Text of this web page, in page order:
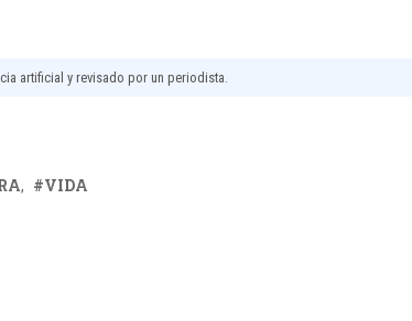
artificial y revisado por un periodista.
VIDA